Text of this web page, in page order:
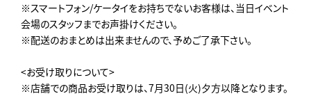
※スマートフォン/ケータイをお持ちでないお客様は、当日イベント
会場のスタッフまでお声掛けください。
※配送のおまとめは出来ませんので、予めご了承下さい。
<お受け取りについて>
※店舗での商品お受け取りは、7月30日(火)夕方以降となります。